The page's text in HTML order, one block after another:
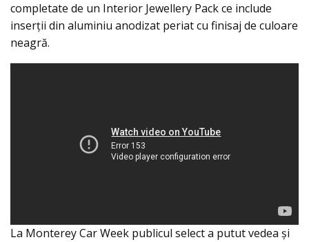
completate de un Interior Jewellery Pack ce include
inserţii din aluminiu anodizat periat cu finisaj de culoare
neagră.
La Monterey Car Week publicul select a putut vedea şi